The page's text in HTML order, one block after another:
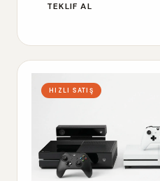
TEKLIF AL
HIZLI SATIŞ